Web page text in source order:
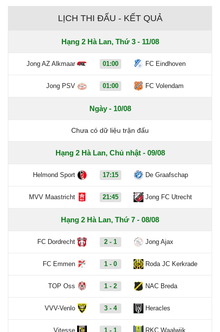
LỊCH THI ĐẤU - KẾT QUẢ
Hạng 2 Hà Lan, Thứ 3 - 11/08
Jong AZ Alkmaar 01:00 FC Eindhoven
Jong PSV 01:00 FC Volendam
Ngày - 10/08
Chưa có dữ liệu trận đấu
Hạng 2 Hà Lan, Chủ nhật - 09/08
Helmond Sport 17:15 De Graafschap
MVV Maastricht 21:45 Jong FC Utrecht
Hạng 2 Hà Lan, Thứ 7 - 08/08
FC Dordrecht 2 - 1 Jong Ajax
FC Emmen 1 - 0 Roda JC Kerkrade
TOP Oss 1 - 2 NAC Breda
VVV-Venlo 3 - 4 Heracles
Vitesse 1 - 1 RKC Waalwijk